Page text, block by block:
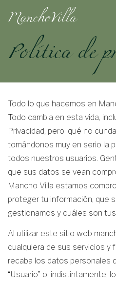
ManchoVilla
Política de
Todo lo que hacemos en
Todo cambia en esta vida,
Privacidad, pero ¡qué no
tomándonos muy en serio la
todos nuestros usuarios.
que sus datos se vean
Mancho Villa estamos
proteger tu información, que
gestionamos y cuáles son
Al utilizar este sitio web
cualquiera de sus servicios y
recaba los datos personales
“Usuario” o, indistintamente,